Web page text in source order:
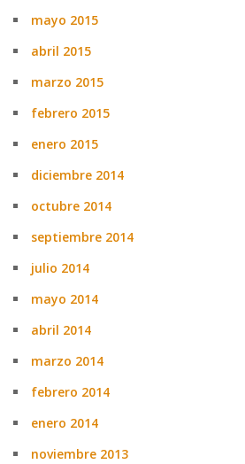
mayo 2015
abril 2015
marzo 2015
febrero 2015
enero 2015
diciembre 2014
octubre 2014
septiembre 2014
julio 2014
mayo 2014
abril 2014
marzo 2014
febrero 2014
enero 2014
noviembre 2013